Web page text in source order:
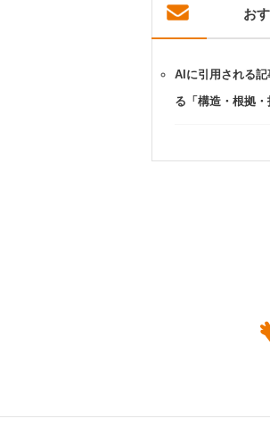
お
AIに引用される
る「構造・根拠・